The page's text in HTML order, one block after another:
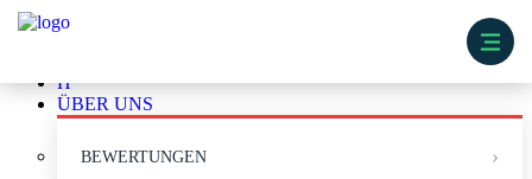
H
ÜBER UNS
BEWERTUNGEN